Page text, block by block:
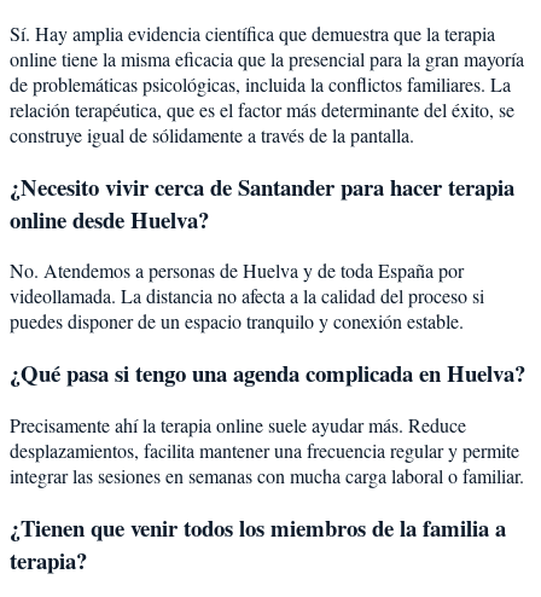
Sí. Hay amplia evidencia científica que demuestra que la terapia
online tiene la misma eficacia que la presencial para la gran mayoría
de problemáticas psicológicas, incluida la conflictos familiares. La
relación terapéutica, que es el factor más determinante del éxito, se
construye igual de sólidamente a través de la pantalla.
¿Necesito vivir cerca de Santander para hacer terapia
online desde Huelva?
No. Atendemos a personas de Huelva y de toda España por
videollamada. La distancia no afecta a la calidad del proceso si
puedes disponer de un espacio tranquilo y conexión estable.
¿Qué pasa si tengo una agenda complicada en Huelva?
Precisamente ahí la terapia online suele ayudar más. Reduce
desplazamientos, facilita mantener una frecuencia regular y permite
integrar las sesiones en semanas con mucha carga laboral o familiar.
¿Tienen que venir todos los miembros de la familia a
terapia?